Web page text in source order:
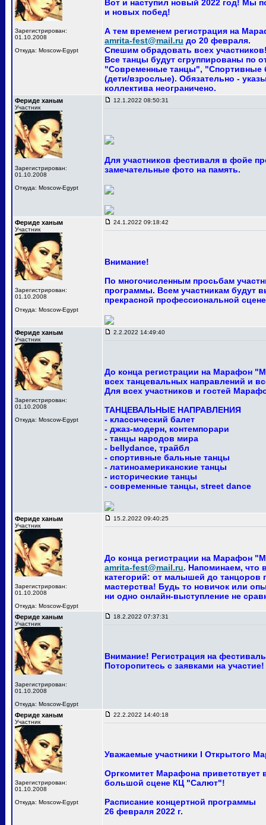
Зарегистрирован:
01.10.2008
Откуда: Moscow-Egypt
Вот и наступил новый 2022 год! Мы
и новых побед!
А тем временем регистрация на
amrita-fest@mail.ru до 20 февраля.
Спешим обрадовать всех
Все танцы будут сгруппированы по
"Современные танцы", "Спортивные
(дети/взрослые). Обязательно -
коллектива неограничено.
Фериде ханым
Участник
Зарегистрирован:
01.10.2008
Откуда: Moscow-Egypt
12.1.2022 08:50:31
Для участников фестиваля в фойе
замечательные фото на память.
Фериде ханым
Участник
Зарегистрирован:
01.10.2008
Откуда: Moscow-Egypt
24.1.2022 09:18:42
Внимание!
По многочисленным просьбам
программы. Всем участникам будут
прекрасной профессиональной
Фериде ханым
Участник
Зарегистрирован:
01.10.2008
Откуда: Moscow-Egypt
2.2.2022 14:49:40
До конца регистрации на Марафон
всех танцевальных направлений и
Для всех участников и гостей
ТАНЦЕВАЛЬНЫЕ НАПРАВЛЕНИЯ
- классический балет
- джаз-модерн, контемпорари
- танцы народов мира
- bellydance, трайбл
- спортивные бальные танцы
- латиноамериканские танцы
- исторические танцы
- современные танцы, street dance
Фериде ханым
Участник
Зарегистрирован:
01.10.2008
Откуда: Moscow-Egypt
15.2.2022 09:40:25
До конца регистрации на Марафон
amrita-fest@mail.ru. Напоминаем, что
категорий: от малышей до танцоров
мастерства! Будь то новичок или
ни одно онлайн-выступление не
Фериде ханым
Участник
Зарегистрирован:
01.10.2008
Откуда: Moscow-Egypt
18.2.2022 07:37:31
Внимание! Регистрация на
Поторопитесь с заявками на участие!
Фериде ханым
Участник
Зарегистрирован:
01.10.2008
Откуда: Moscow-Egypt
22.2.2022 14:40:18
Уважаемые участники I Открытого
Оргкомитет Марафона приветствует
большой сцене КЦ "Салют"!
Расписание концертной программы
26 февраля 2022 г.